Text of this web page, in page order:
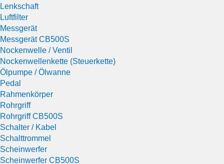
Lenkschaft
Luftfilter
Messgerät
Messgerät CB500S
Nockenwelle / Ventil
Nockenwellenkette (Steuerkette)
Ölpumpe / Ölwanne
Pedal
Rahmenkörper
Rohrgriff
Rohrgriff CB500S
Schalter / Kabel
Schalttrommel
Scheinwerfer
Scheinwerfer CB500S